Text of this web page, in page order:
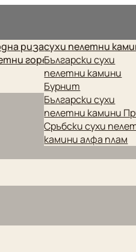
ризасухи пелетни
Български сухи
пелетни камини
Бурнит
Български сухи
пелетни камини
Сръбски сухи
камини алфа плам
горелкиПромоционални